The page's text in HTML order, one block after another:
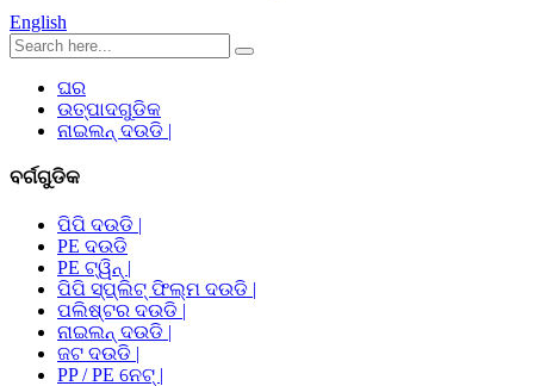
English
ଘର
ଉତ୍ପାଦଗୁଡିକ
ନାଇଲନ୍ ଦଉଡି |
ବର୍ଗଗୁଡିକ
ପିପି ଦଉଡି |
PE ଦଉଡି
PE ଟ୍ୱିନ୍ |
ପିପି ସ୍ପ୍ଲିଟ୍ ଫିଲ୍ମ ଦଉଡି |
ପଲିଷ୍ଟର ଦଉଡି |
ନାଇଲନ୍ ଦଉଡି |
ଜଟ ଦଉଡି |
PP / PE ନେଟ୍ |